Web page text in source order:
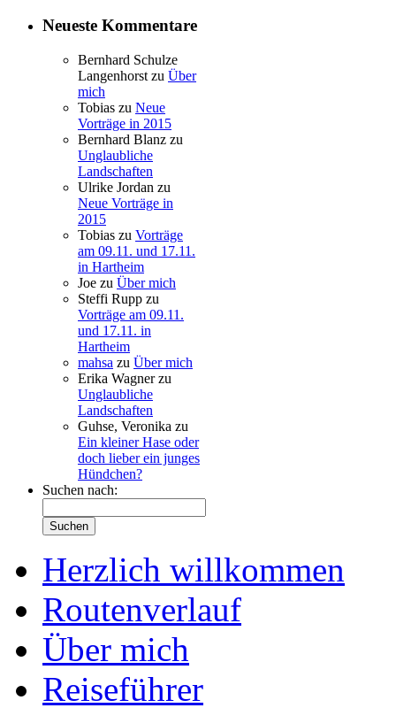
Neueste Kommentare
Bernhard Schulze
Langenhorst zu Über
mich
Tobias zu Neue
Vorträge in 2015
Bernhard Blanz zu
Unglaubliche
Landschaften
Ulrike Jordan zu
Neue Vorträge in
2015
Tobias zu Vorträge
am 09.11. und 17.11.
in Hartheim
Joe zu Über mich
Steffi Rupp zu
Vorträge am 09.11.
und 17.11. in
Hartheim
mahsa zu Über mich
Erika Wagnerzu
Unglaubliche
Landschaften
Guhse, Veronika zu
Ein kleiner Hase oder
doch lieber ein junges
Hündchen?
Suchen nach:
Herzlich willkommen
Routenverlauf
Über mich
Reiseführer